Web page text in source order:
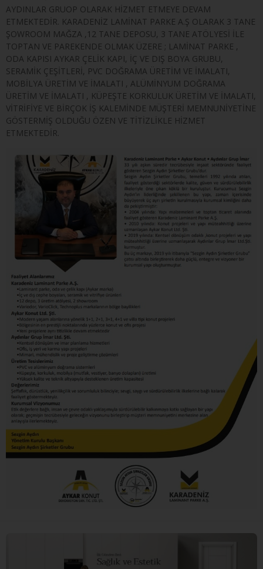
AYDINLAR GRUOP OLARAK HİZMET ETMEYE DEVAM
ETMEKTEDİR. KARADENİZ LAMİNAT PARKE A.Ş OLARAK 3 TANE
ŞOWROOM MAĞZA ,12 TANE DEPOSU, 3 TANE ATÖLYESİ İLE
TOPTAN VE PAREKENDE OLMAK ÜZERE ; LAMİNAT PARKE ,
ODA KAPISI AYKAR ÇELİK KAPI, İÇ VE DIŞ BOYA GRUBU,
SERAMİK ÇEŞİTLERİ, PVC DOĞRAMA ÜRETİM VE İMALATI,
MOBİLYA ÜRETİM VE İMALATI , ALÜMİNYUM DOĞRAMA
ÜRETİM VE İMALATI , KÜPEŞTE KORKULUK ÜRETİM VE İMALATI,
VİTRİFİYE VE BİRÇOK İŞ KALEMİNDE MÜŞTERİ MEMNUNİYETİNE
GÖSTERMİŞ OLDUĞU ÖZEN VE TİTİZLİKLE HİZMET
ETMEKTEDİR.